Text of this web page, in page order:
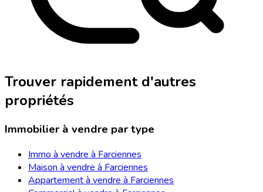
Trouver rapidement d'autres
propriétés
Immobilier à vendre par type
Immo à vendre à Farciennes
Maison à vendre à Farciennes
Appartement à vendre à Farciennes